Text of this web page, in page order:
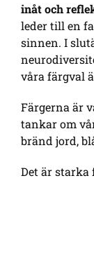
inåt och
leder till en
sinnen. I
våra färgval
Färgerna är
tankar om
bränd jord,
Det är